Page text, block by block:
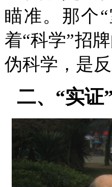
瞄准。那个
着“科学”招
伪科学，是
二、“实证